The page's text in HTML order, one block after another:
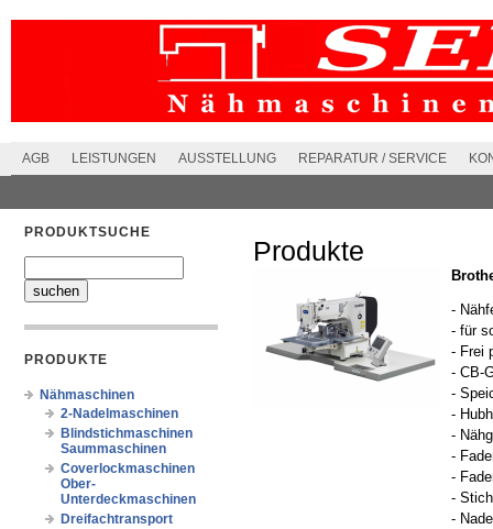
AGB LEISTUNGEN AUSSTELLUNG REPARATUR / SERVICE
PRODUKTSUCHE
PRODUKTE
Nähmaschinen
2-Nadelmaschinen
Blindstichmaschinen
Saummaschinen
Coverlockmaschinen
Ober-
Unterdeckmaschinen
Dreifachtransport
Produkte
-
- für
- Frei
- CB-
-
-
-
-
-
-
-